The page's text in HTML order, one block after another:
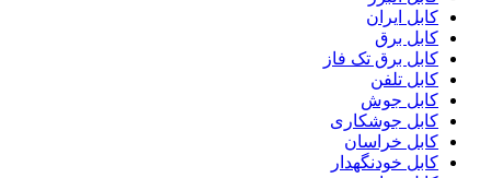
کابل ایران
کابل برق
کابل برق تک فاز
کابل تلفن
کابل جوش
کابل جوشکاری
کابل خراسان
کابل خودنگهدار